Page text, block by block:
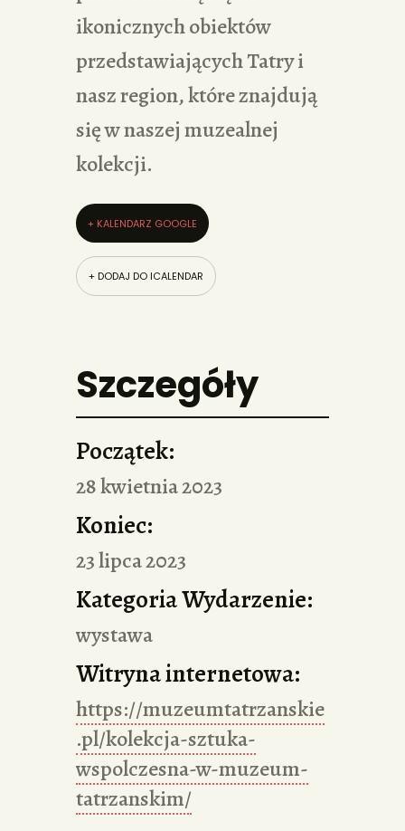
ikonicznych obiektów
przedstawiających Tatry i
nasz region, które znajdują
się w naszej muzealnej
kolekcji.
+ KALENDARZ GOOGLE
+ DODAJ DO ICALENDAR
Szczegóły
Początek:
28 kwietnia 2023
Koniec:
23 lipca 2023
Kategoria Wydarzenie:
wystawa
Witryna internetowa:
https://muzeumtatrzanskie
.pl/kolekcja-sztuka-
wspolczesna-w-muzeum-
tatrzanskim/